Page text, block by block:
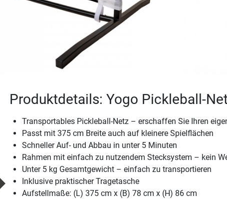
Produktdetails: Yogo Pickleball-
Transportables Pickleball-Netz – erschaffen Sie Ihren
Passt mit 375 cm Breite auch auf kleinere Spielflächen
Schneller Auf- und Abbau in unter 5 Minuten
Rahmen mit einfach zu nutzendem Stecksystem – kein
Unter 5 kg Gesamtgewicht – einfach zu transportieren
Inklusive praktischer Tragetasche
Aufstellmaße: (L) 375 cm x (B) 78 cm x (H) 86 cm